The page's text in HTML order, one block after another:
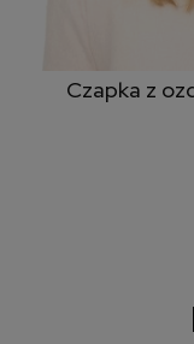
Czapka z